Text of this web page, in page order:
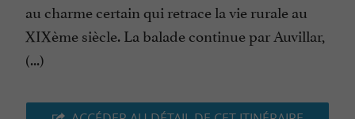
au charme certain qui retrace la vie rurale au
XIXème siècle. La balade continue par Auvillar,
(...)